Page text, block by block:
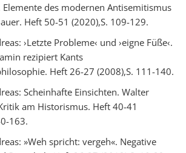
Elemente des modernen Antisemitismus
Heft 50-51 (2020),S. 109-129.
›Letzte Probleme‹ und ›eigne Füße‹.
rezipiert Kants
Heft 26-27 (2008),S. 111-140.
Scheinhafte Einsichten. Walter
am Historismus. Heft 40-41
163.
»Weh spricht: vergeh«. Negative